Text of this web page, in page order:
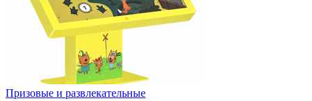
Призовые и развлекательные